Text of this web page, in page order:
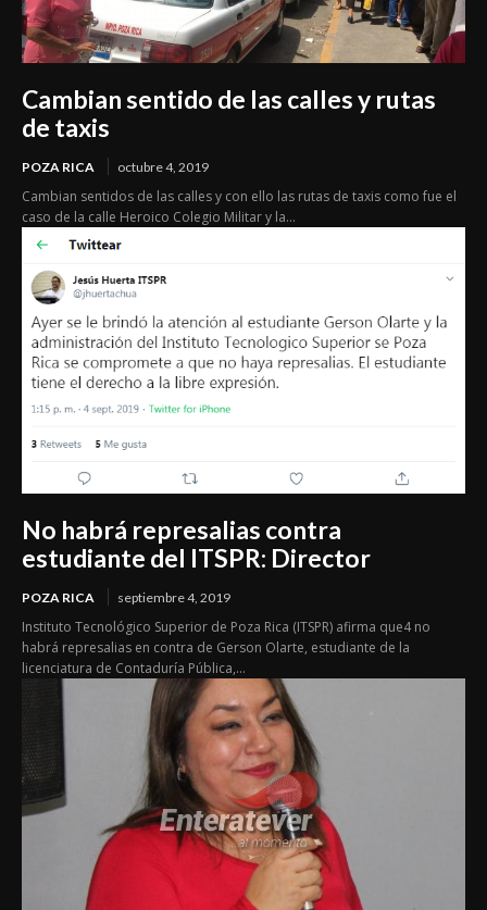
Cambian sentido de las calles y rutas
de taxis
POZA RICA octubre 4, 2019
Cambian sentidos de las calles y con ello las rutas de taxis como fue el
caso de la calle Heroico Colegio Militar y la...
No habrá represalias contra
estudiante del ITSPR: Director
POZA RICA septiembre 4, 2019
Instituto Tecnológico Superior de Poza Rica (ITSPR) afirma que4 no
habrá represalias en contra de Gerson Olarte, estudiante de la
licenciatura de Contaduría Pública,...